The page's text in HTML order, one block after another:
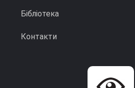
Бібліотека
Контакти